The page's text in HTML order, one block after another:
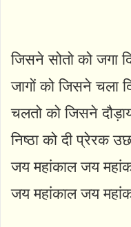
जिसने सोतो को जगा
जागों को जिसने चला
चलतो को जिसने
निष्ठा को दी प्रेरक
जय महांकाल जय
जय महांकाल जय